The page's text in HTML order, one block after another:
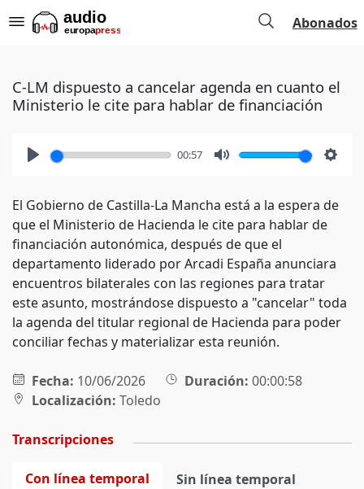
Abonados
C-LM dispuesto a cancelar agenda en cuanto el
Ministerio le cite para hablar de financiación
00:57
El Gobierno de Castilla-La Mancha está a la espera de
que el Ministerio de Hacienda le cite para hablar de
financiación autonómica, después de que el
departamento liderado por Arcadi España anunciara
encuentros bilaterales con las regiones para tratar
este asunto, mostrándose dispuesto a "cancelar" toda
la agenda del titular regional de Hacienda para poder
conciliar fechas y materializar esta reunión.
Fecha: 10/06/2026 Duración: 00:00:58
Localización: Toledo
Transcripciones
Con línea temporal Sin línea temporal